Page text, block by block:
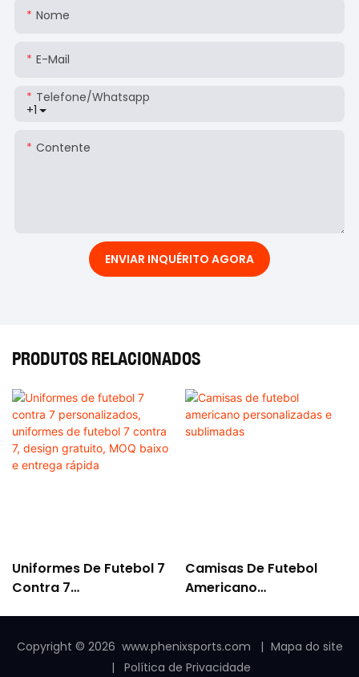
Nome
E-Mail
+1
Telefone/whatsapp
Contente
ENVIAR INQUÉRITO AGORA
PRODUTOS RELACIONADOS
Uniformes De Futebol 7
Contra 7
Contra 7, Design
Gratuito, MOQ Baixo E
Camisas De Futebol
Americano
Copyright © 2026 www.phenixsports.com | Mapa do site
|
Política de Privacidade